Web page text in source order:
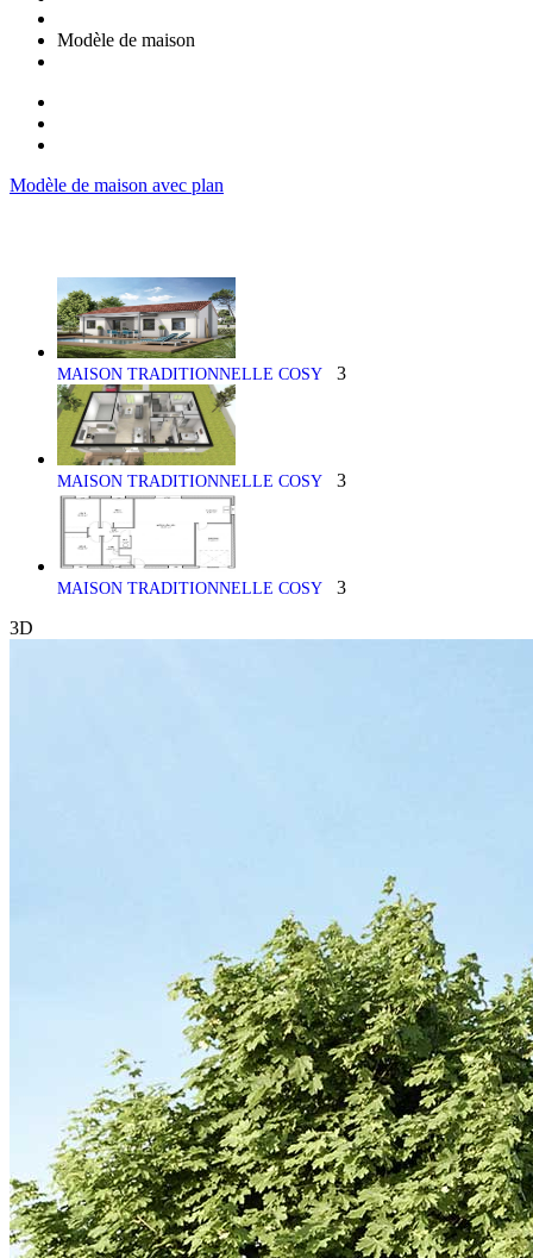
Modèle de maison
Modèle de maison avec plan
MAISON TRADITIONNELLE COSY 3
MAISON TRADITIONNELLE COSY 3
MAISON TRADITIONNELLE COSY
3
3D